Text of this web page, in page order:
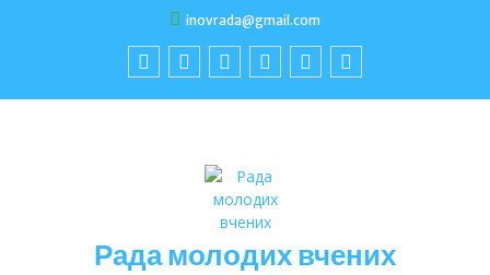
inovrada@gmail.com
Рада молодих вчених